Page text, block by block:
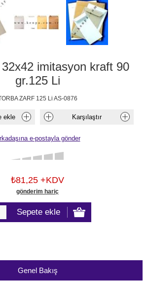
imitasyon kraft 90
gr.125 Li
ZARF 125 Li AS-0876
₺81,25 +KDV
gönderim hariç
Genel Bakış